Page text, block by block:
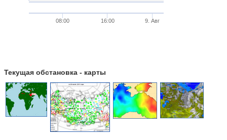
08:00 16:00 9. Авг
Текущая обстановка - карты